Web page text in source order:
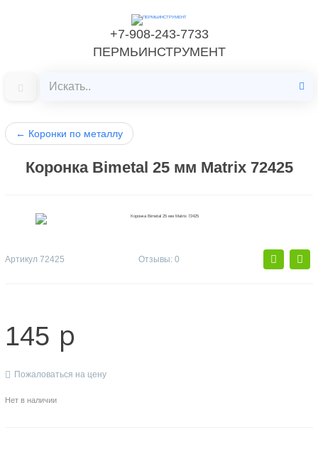
+7-908-243-7733
ПЕРМЬИНСТРУМЕНТ
← Коронки по металлу
Коронка Bimetal 25 мм Matrix 72425
Артикул 72425 Отзывы: 0
145 p
Пожаловаться на цену
Нет в наличии